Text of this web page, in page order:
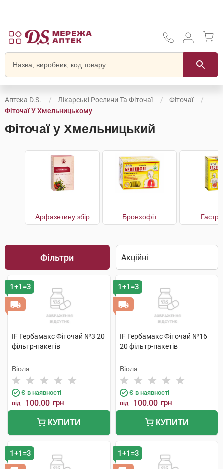
Аптека D.S. Лікарські Рослини Та Фіточаї
Фіточаї
Фіточаї У Хмельницькому
Фіточаї у Хмельницький
Арфазетину збір Бронхофіт
Фільтри
1+1=3
IF Гербамакс Фіточай №3 20
фільтр-пакетів
Віола
Є в наявності
від 100.00 грн
КУПИТИ
1+1=3
IF Гербамакс Фіточай №16
20 фільтр-пакетів
Віола
Є в наявності
від 100.00 грн
КУПИТИ
1+1=3 1+1=3